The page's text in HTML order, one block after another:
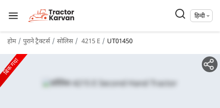
हिन्दी
होम पुराने ट्रैक्टर्स सोलिस 4215 E UT01450
बिक गया